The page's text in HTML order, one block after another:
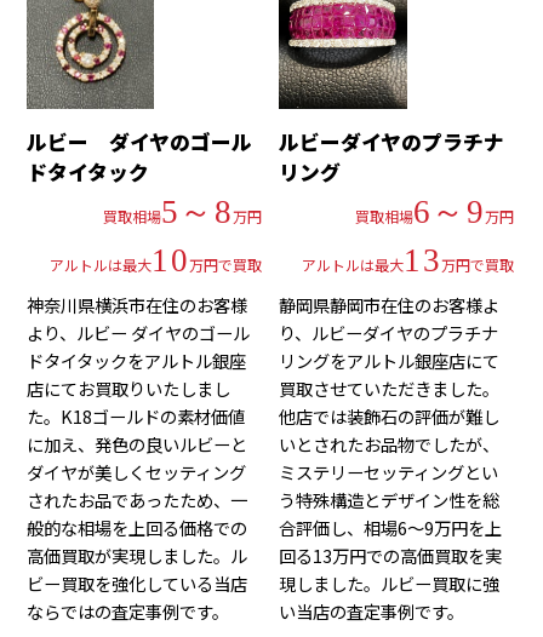
ルビー ダイヤのゴール
ドタイタック
買取相場5～8万円
アルトルは最大10万円で買取
神奈川県横浜市在住のお客様
より、ルビー ダイヤのゴール
ドタイタックをアルトル銀座
店にてお買取りいたしまし
た。K18ゴールドの素材価値
に加え、発色の良いルビーと
ダイヤが美しくセッティング
されたお品であったため、一
般的な相場を上回る価格での
高価買取が実現しました。ル
ビー買取を強化している当店
ならではの査定事例です。
ルビーダイヤのプラチナ
リング
買取相場6～9万円
アルトルは最大13万円で買取
静岡県静岡市在住のお客様よ
り、ルビーダイヤのプラチナ
リングをアルトル銀座店にて
買取させていただきました。
他店では装飾石の評価が難し
いとされたお品物でしたが、
ミステリーセッティングとい
う特殊構造とデザイン性を総
合評価し、相場6～9万円を上
回る13万円での高価買取を実
現しました。ルビー買取に強
い当店の査定事例です。